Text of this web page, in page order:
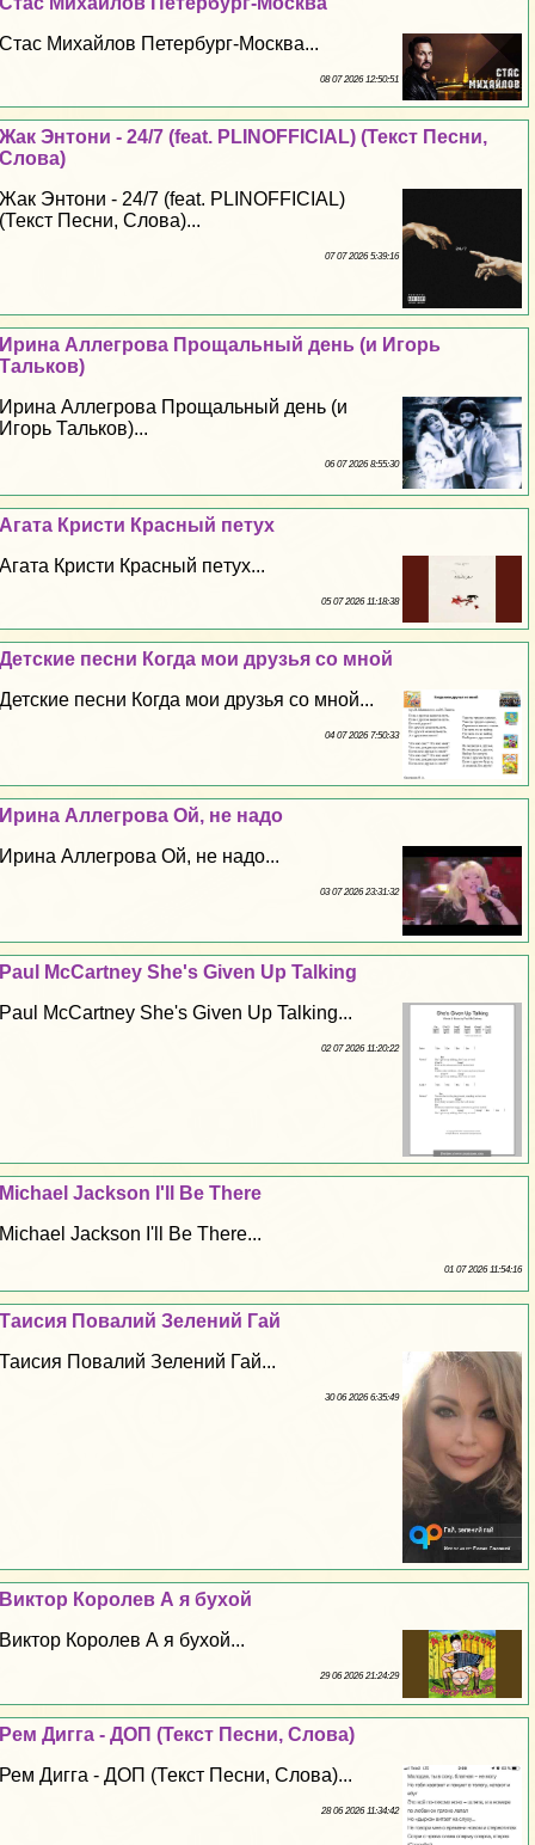
Стас Михайлов Петербург-Москва...
08 07 2026 12:50:51
Жак Энтони - 24/7 (feat. PLINOFFICIAL) (Текст Песни,
Слова)
Жак Энтони - 24/7 (feat. PLINOFFICIAL)
(Текст Песни, Слова)...
07 07 2026 5:39:16
Ирина Аллегрова Прощальный день (и Игорь
Тальков)
Ирина Аллегрова Прощальный день (и
Игорь Тальков)...
06 07 2026 8:55:30
Агата Кристи Красный пeтyx
Агата Кристи Красный пeтyx...
05 07 2026 11:18:38
Детские песни Когда мои друзья со мной
Детские песни Когда мои друзья со мной...
04 07 2026 7:50:33
Ирина Аллегрова Ой, не надо
Ирина Аллегрова Ой, не надо...
03 07 2026 23:31:32
Paul McCartney She's Given Up Talking
Paul McCartney She's Given Up Talking...
02 07 2026 11:20:22
Michael Jackson I'll Be There
Michael Jackson I'll Be There...
01 07 2026 11:54:16
Таисия Повалий Зелений Гай
Таисия Повалий Зелений Гай...
30 06 2026 6:35:49
Виктор Королев А я бухой
Виктор Королев А я бухой...
29 06 2026 21:24:29
Рем Дигга - ДОП (Текст Песни, Слова)
Рем Дигга - ДОП (Текст Песни, Слова)...
28 06 2026 11:34:42